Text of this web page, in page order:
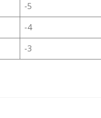
-5
-4
-3